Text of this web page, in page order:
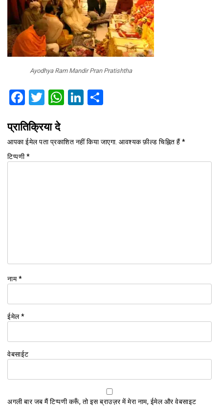
Ayodhya Ram Mandir Pran Pratishtha
Facebook
Twitter
WhatsApp
LinkedIn
प्रातिक्रिया दे
आपका ईमेल पता प्रकाशित नहीं किया जाएगा. आवश्यक फ़ील्ड चिह्नित हैं*
टिप्पणी*
नाम*
ईमेल*
वेबसाईट
अगली बार जब मैं टिप्पणी करूँ, तो इस ब्राउज़र में मेरा नाम, ईमेल और वेबसाइट